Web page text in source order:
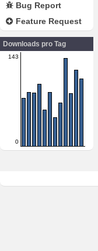
Bug Report
Feature Request
Downloads pro Tag
143
0